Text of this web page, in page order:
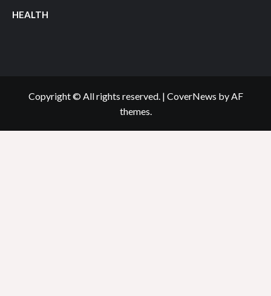
HEALTH
Copyright © All rights reserved. | CoverNews by AF
themes.